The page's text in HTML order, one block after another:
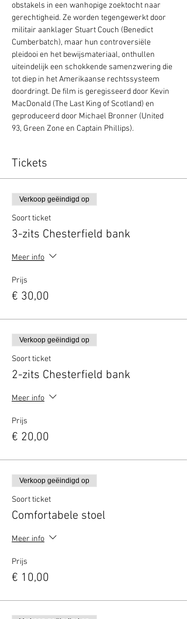
obstakels in een wanhopige zoektocht naar
gerechtigheid. Ze worden tegengewerkt door
militair aanklager Stuart Couch (Benedict
Cumberbatch), maar hun controversiële
pleidooi en het bewijsmateriaal, onthullen
uiteindelijk een schokkende samenzwering die
tot diep in het Amerikaanse rechtssysteem
doordringt. De film is geregisseerd door Kevin
MacDonald (The Last King of Scotland) en
geproduceerd door Michael Bronner (United
93, Green Zone en Captain Phillips).
Tickets
Verkoop geëindigd op
Soort ticket
3-zits Chesterfield bank
Meer info
Prijs
€ 30,00
Verkoop geëindigd op
Soort ticket
2-zits Chesterfield bank
Meer info
Prijs
€ 20,00
Verkoop geëindigd op
Soort ticket
Comfortabele stoel
Meer info
Prijs
€ 10,00